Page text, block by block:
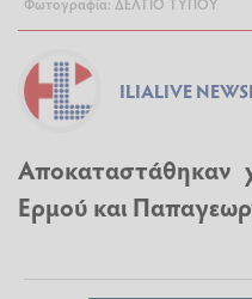
ILIALIVE
Αποκαταστάθηκαν
Ερμού και